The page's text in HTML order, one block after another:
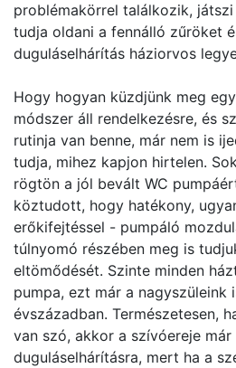
problémakörrel találkozik,
tudja oldani a fennálló zűröket
duguláselhárítás háziorvos
Hogy hogyan küzdjünk meg
módszer áll rendelkezésre, és
rutinja van benne, már nem is
tudja, mihez kapjon hirtelen.
rögtön a jól bevált WC
köztudott, hogy hatékony,
erőkifejtéssel - pumpáló
túlnyomó részében meg is
eltömődését. Szinte minden
pumpa, ezt már a nagyszüleink
évszázadban. Természetesen,
van szó, akkor a szívóereje már
duguláselhárításra, mert ha a